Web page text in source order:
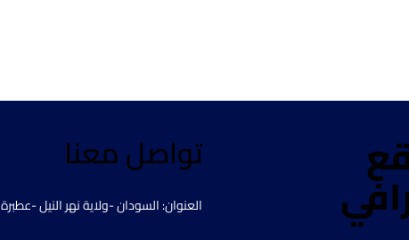
تواصل معنا
العنوان: السودان -ولاية نهر النيل -عطبرة